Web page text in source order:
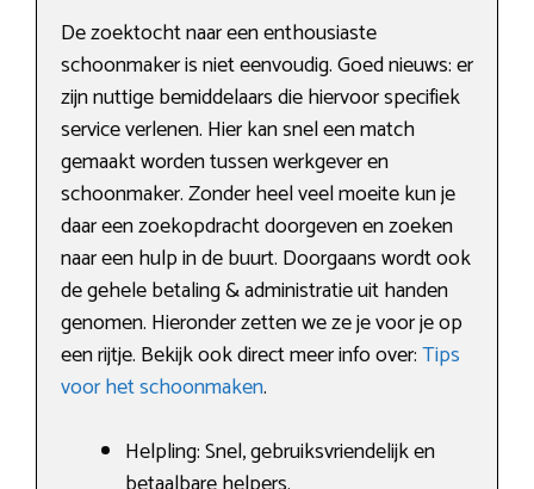
De zoektocht naar een enthousiaste
schoonmaker is niet eenvoudig. Goed nieuws: er
zijn nuttige bemiddelaars die hiervoor specifiek
service verlenen. Hier kan snel een match
gemaakt worden tussen werkgever en
schoonmaker. Zonder heel veel moeite kun je
daar een zoekopdracht doorgeven en zoeken
naar een hulp in de buurt. Doorgaans wordt ook
de gehele betaling & administratie uit handen
genomen. Hieronder zetten we ze je voor je op
een rijtje. Bekijk ook direct meer info over:Tips
voor het schoonmaken.
Helpling: Snel, gebruiksvriendelijk en